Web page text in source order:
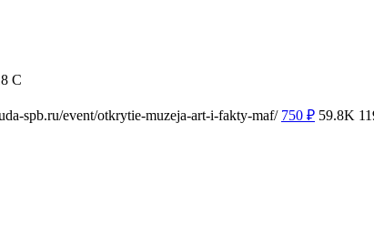
С
spb.ru/event/otkrytie-muzeja-art-i-fakty-maf/ 750 ₽ 59.8K